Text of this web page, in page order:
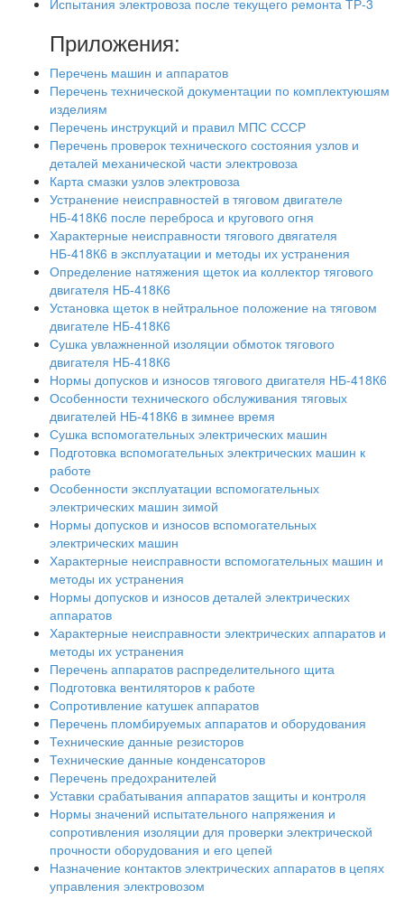
Испытания электровоза после текущего ремонта ТР-3
Приложения:
Перечень машин и аппаратов
Перечень технической документации по комплектуюшям
изделиям
Перечень инструкций и правил МПС СССР
Перечень проверок технического состояния узлов и
деталей механической части электровоза
Карта смазки узлов электровоза
Устранение неисправностей в тяговом двигателе
НБ-418К6 после переброса и кругового огня
Характерные неисправности тягового двягателя
НБ-418К6 в эксплуатации и методы их устранения
Определение натяжения щеток иа коллектор тягового
двигателя НБ-418К6
Установка щеток в нейтральное положение на тяговом
двигателе НБ-418К6
Сушка увлажненной изоляции обмоток тягового
двигателя НБ-418К6
Нормы допусков и износов тягового двигателя НБ-418К6
Особенности технического обслуживания тяговых
двигателей НБ-418К6 в зимнее время
Сушка вспомогательных электрических машин
Подготовка вспомогательных электрических машин к
работе
Особенности эксплуатации вспомогательных
электрических машин зимой
Нормы допусков и износов вспомогательных
электрических машин
Характерные неисправности вспомогательных машин и
методы их устранения
Нормы допусков и износов деталей электрических
аппаратов
Характерные неисправности электрических аппаратов и
методы их устранения
Перечень аппаратов распределительного щита
Подготовка вентиляторов к работе
Сопротивление катушек аппаратов
Перечень пломбируемых аппаратов и оборудования
Технические данные резисторов
Технические данные конденсаторов
Перечень предохранителей
Уставки срабатывания аппаратов защиты и контроля
Нормы значений испытательного напряжения и
сопротивления изоляции для проверки электрической
прочности оборудования и его цепей
Назначение контактов электрических аппаратов в цепях
управления электровозом